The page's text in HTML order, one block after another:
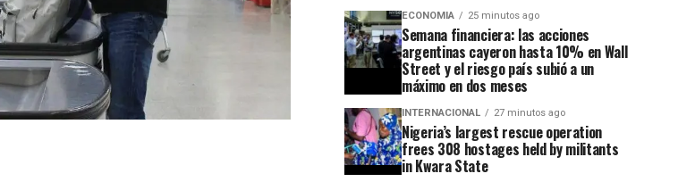
ECONOMIA 25 minutos ago
Semana financiera: las acciones
argentinas cayeron hasta 10% en Wall
Street y el riesgo país subió a un
máximo en dos meses
INTERNACIONAL 27 minutos ago
Nigeria’s largest rescue operation
frees 308 hostages held by militants
in Kwara State